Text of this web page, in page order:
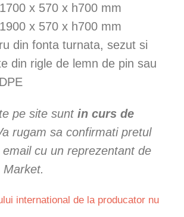
x 570 x h700 mm
x 570 x h700 mm
din fonta turnata, sezut si
din rigle de lemn de pin sau
pe site sunt in curs de
rugam sa confirmati pretul
cu un reprezentant de
Market.
international de la producator nu